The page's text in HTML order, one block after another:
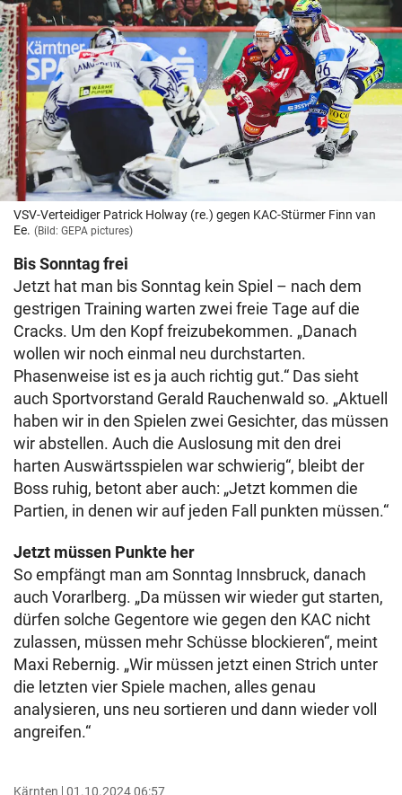
VSV-Verteidiger Patrick Holway (re.) gegen KAC-Stürmer Finn van
Ee. (Bild: GEPA pictures)
Bis Sonntag frei
Jetzt hat man bis Sonntag kein Spiel – nach dem
gestrigen Training warten zwei freie Tage auf die
Cracks. Um den Kopf freizubekommen. „Danach
wollen wir noch einmal neu durchstarten.
Phasenweise ist es ja auch richtig gut.“ Das sieht
auch Sportvorstand Gerald Rauchenwald so. „Aktuell
haben wir in den Spielen zwei Gesichter, das müssen
wir abstellen. Auch die Auslosung mit den drei
harten Auswärtsspielen war schwierig“, bleibt der
Boss ruhig, betont aber auch: „Jetzt kommen die
Partien, in denen wir auf jeden Fall punkten müssen.“
Jetzt müssen Punkte her
So empfängt man am Sonntag Innsbruck, danach
auch Vorarlberg. „Da müssen wir wieder gut starten,
dürfen solche Gegentore wie gegen den KAC nicht
zulassen, müssen mehr Schüsse blockieren“, meint
Maxi Rebernig. „Wir müssen jetzt einen Strich unter
die letzten vier Spiele machen, alles genau
analysieren, uns neu sortieren und dann wieder voll
angreifen.“
Kärnten 01.10.2024 06:57